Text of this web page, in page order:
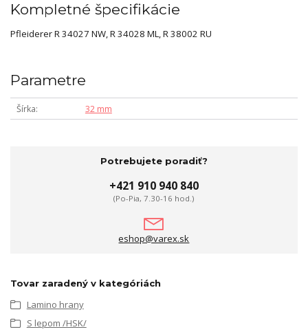
Kompletné špecifikácie
Pfleiderer R 34027 NW, R 34028 ML, R 38002 RU
Parametre
Šírka 32 mm
Potrebujete poradiť?
+421 910 940 840
(Po-Pia, 7.30-16 hod.)
eshop@varex.sk
Tovar zaradený v kategóriách
Lamino hrany
S lepom /HSK/